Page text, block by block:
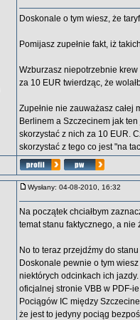
Doskonale o tym wiesz, że
Pomijasz zupełnie fakt, iż
Wzburzasz niepotrzebnie
za 10 EUR twierdząc, że
Zupełnie nie zauważasz
Berlinem a Szczecinem jak
skorzystać z nich za 10 EUR.
skorzystać z tego co jest "na
Wysłany: 04-08-2010, 16:32
Na początek chciałbym
temat stanu faktycznego, a nie
No to teraz przejdźmy do
Doskonale pewnie o tym
niektórych odcinkach ich
oficjalnej stronie VBB w PDF-
Pociągów IC między
że jest to jedyny pociąg